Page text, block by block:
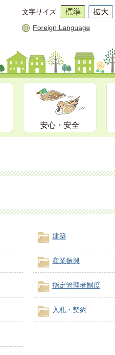
文字サイズ
Foreign Language
安心・安全
建築
産業振興
指定管理者制度
入札・契約